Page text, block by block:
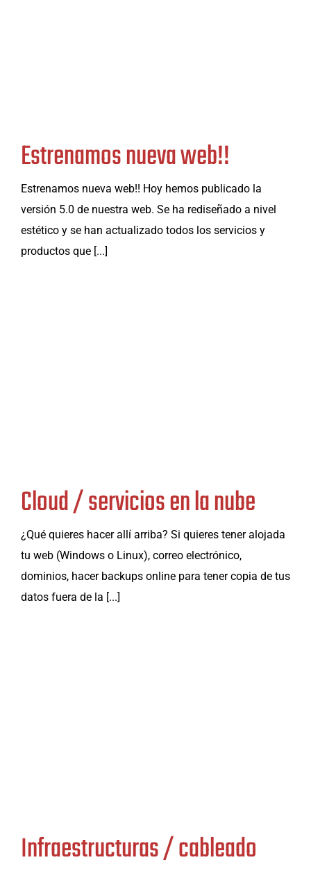
Estrenamos nueva web!!
Estrenamos nueva web!! Hoy hemos publicado la
versión 5.0 de nuestra web. Se ha rediseñado a nivel
estético y se han actualizado todos los servicios y
productos que [...]
Cloud / servicios en la nube
¿Qué quieres hacer allí arriba? Si quieres tener alojada
tu web (Windows o Linux), correo electrónico,
dominios, hacer backups online para tener copia de tus
datos fuera de la [...]
Infraestructuras / cableado